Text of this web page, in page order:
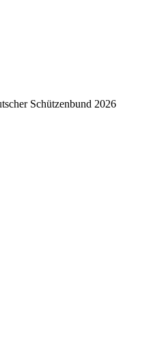
Schützenbund 2026